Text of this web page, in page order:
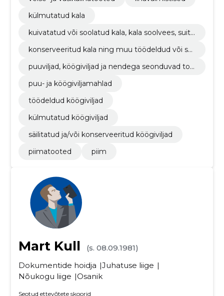
külmutatud kala
kuivatatud või soolatud kala, kala soolvees, suits
konserveeritud kala ning muu töödeldud või säil
puuviljad, köögiviljad ja nendega seonduvad too
puu- ja köögiviljamahlad
töödeldud köögiviljad
külmutatud köögiviljad
säilitatud ja/või konserveeritud köögiviljad
piimatooted
piim
Mart Kull
(s. 08.09.1981)
Dokumentide hoidja
Juhatuse liige
Nõukogu liige
Osanik
Seotud ettevõtete skoorid